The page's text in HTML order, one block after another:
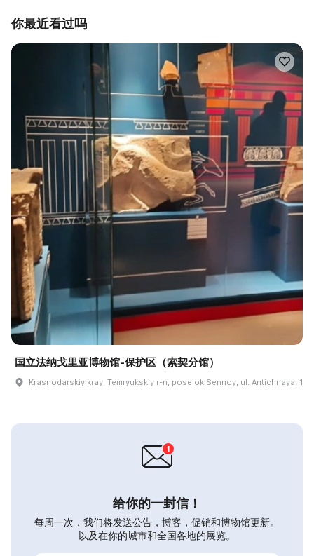
你最近看过吗
国立法纳戈里亚博物馆-保护区（索契分馆）
Krasnodarskiy kray, Temryukskiy r-n, poselok Sennoy, ul. Antichnaya, 1
给你的一封信！
每周一次，我们将发送公告，博客，促销和博物馆更新。
以及在你的城市和全国各地的展览。